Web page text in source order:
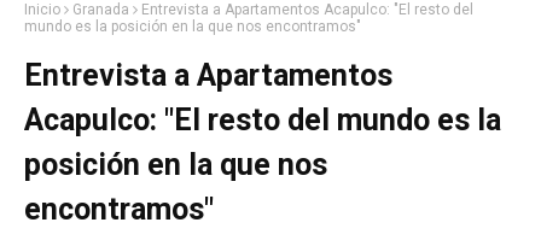
Inicio Granada
Entrevista a Apartamentos Acapulco: "El resto del
mundo es la posición en la que nos encontramos"
Entrevista a Apartamentos
Acapulco: "El resto del mundo es la
posición en la que nos
encontramos"